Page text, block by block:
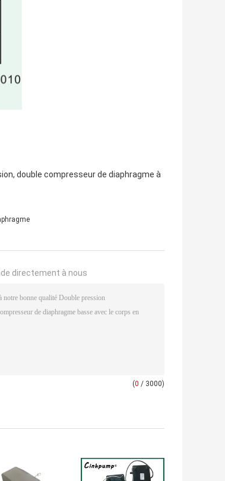
double compresseur de diaphragme à
directement à nous
(0 / 3000)